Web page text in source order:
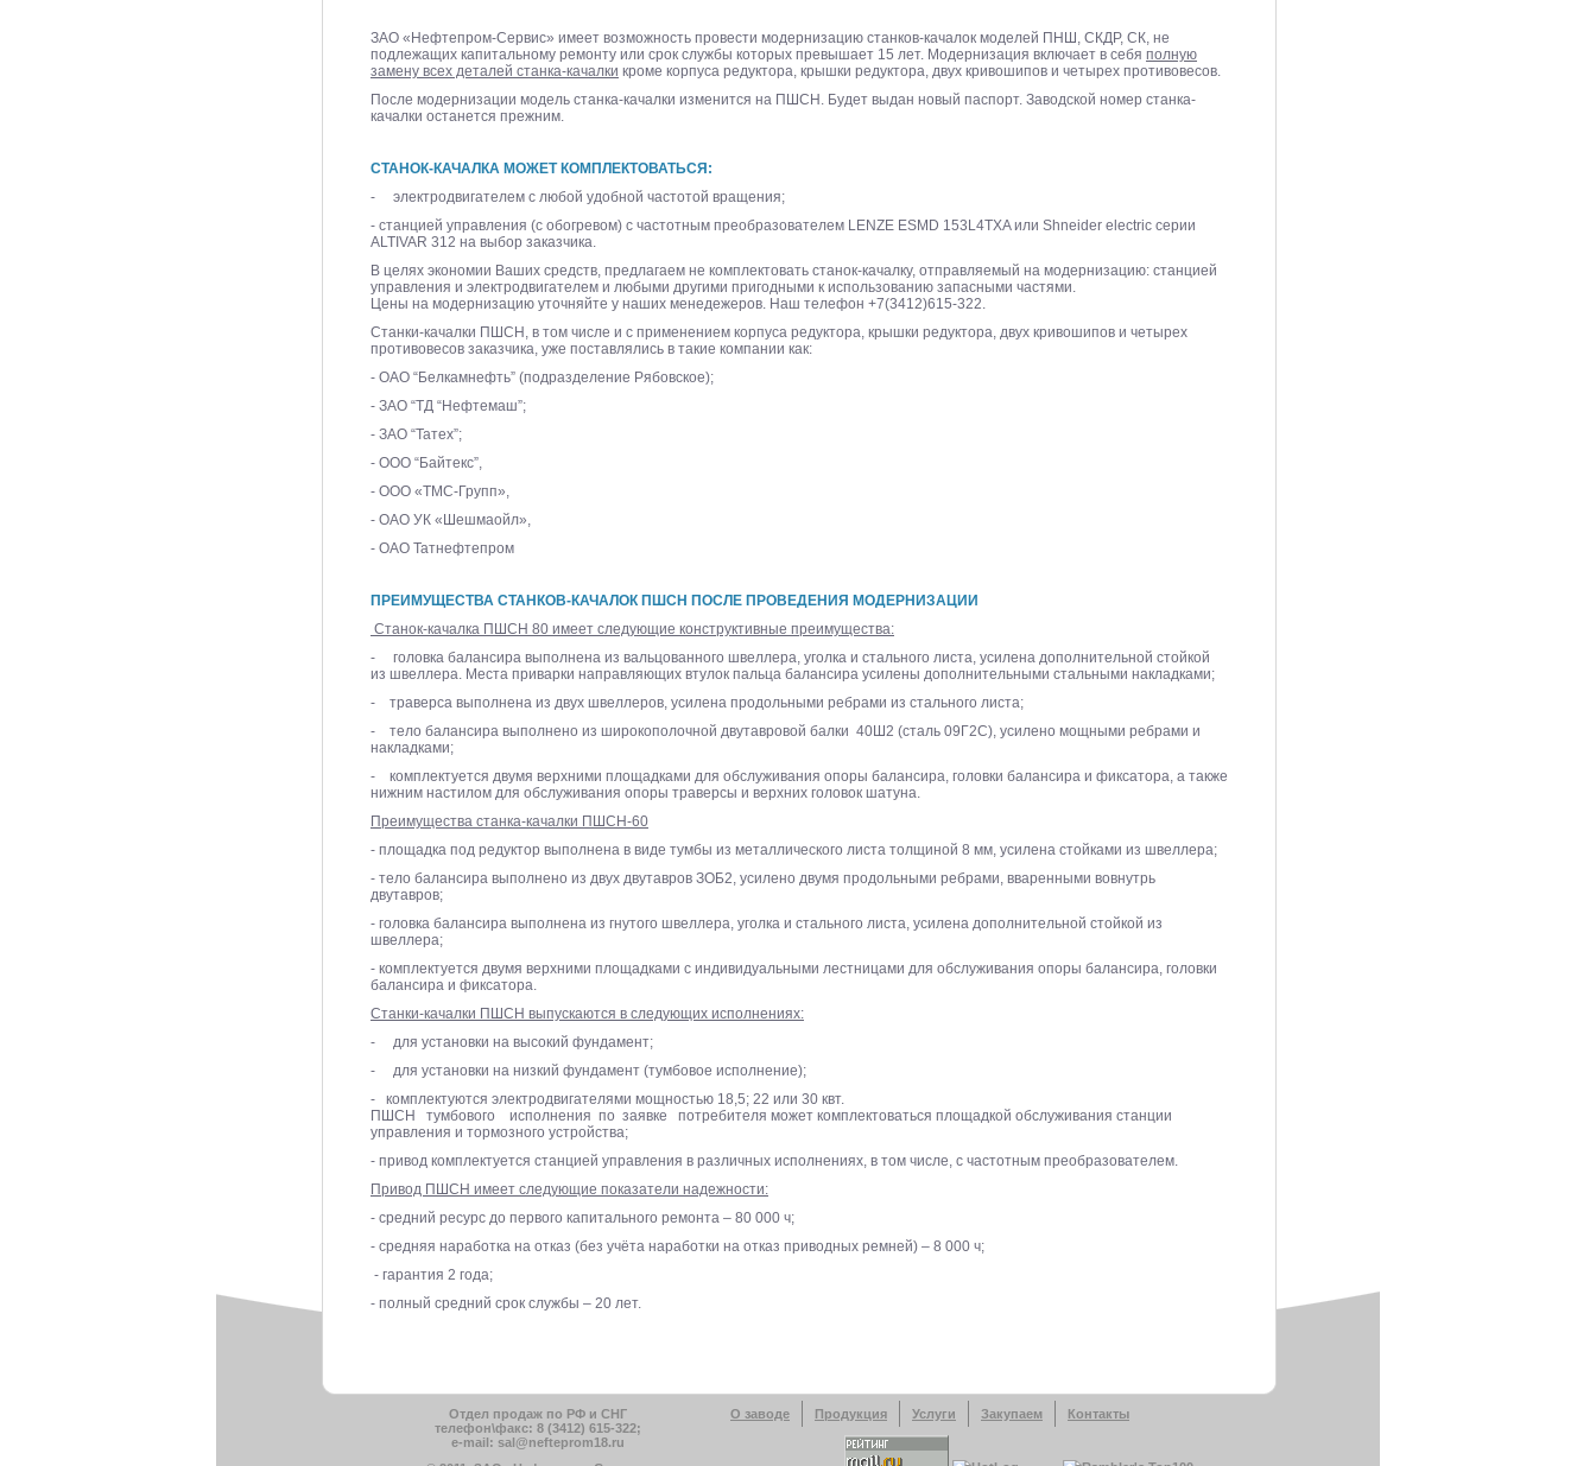
ЗАО «Нефтепром-Сервис» имеет возможность провести модернизацию станков-качалок моделей ПНШ, СКДР, СК, не
подлежащих капитальному ремонту или срок службы которых превышает 15 лет. Модернизация включает в себя полную
замену всех деталей станка-качалки кроме корпуса редуктора, крышки редуктора, двух кривошипов и четырех противовесов.
После модернизации модель станка-качалки изменится на ПШСН. Будет выдан новый паспорт. Заводской номер станка-
качалки останется прежним.
СТАНОК-КАЧАЛКА МОЖЕТ КОМПЛЕКТОВАТЬСЯ:
- электродвигателем с любой удобной частотой вращения;
- станцией управления (с обогревом) с частотным преобразователем LENZE ESMD 153L4TXA или Shneider electric серии
ALTIVAR 312 на выбор заказчика.
В целях экономии Ваших средств, предлагаем не комплектовать станок-качалку, отправляемый на модернизацию: станцией
управления и электродвигателем и любыми другими пригодными к использованию запасными частями.
Цены на модернизацию уточняйте у наших менедежеров. Наш телефон +7(3412)615-322.
Станки-качалки ПШСН, в том числе и с применением корпуса редуктора, крышки редуктора, двух кривошипов и четырех
противовесов заказчика, уже поставлялись в такие компании как:
- ОАО “Белкамнефть” (подразделение Рябовское);
- ЗАО “ТД “Нефтемаш”;
- ЗАО “Татех”;
- ООО “Байтекс”,
- ООО «ТМС-Групп»,
- ОАО УК «Шешмаойл»,
- ОАО Татнефтепром
ПРЕИМУЩЕСТВА СТАНКОВ-КАЧАЛОК ПШСН ПОСЛЕ ПРОВЕДЕНИЯ МОДЕРНИЗАЦИИ
Станок-качалка ПШСН 80 имеет следующие конструктивные преимущества:
- головка балансира выполнена из вальцованного швеллера, уголка и стального листа, усилена дополнительной стойкой
из швеллера. Места приварки направляющих втулок пальца балансира усилены дополнительными стальными накладками;
- траверса выполнена из двух швеллеров, усилена продольными ребрами из стального листа;
- тело балансира выполнено из широкополочной двутавровой балки 40Ш2 (сталь 09Г2С), усилено мощными ребрами и
накладками;
- комплектуется двумя верхними площадками для обслуживания опоры балансира, головки балансира и фиксатора, а также
нижним настилом для обслуживания опоры траверсы и верхних головок шатуна.
Преимущества станка-качалки ПШСН-60
- площадка под редуктор выполнена в виде тумбы из металлического листа толщиной 8 мм, усилена стойками из швеллера;
- тело балансира выполнено из двух двутавров ЗОБ2, усилено двумя продольными ребрами, вваренными вовнутрь
двутавров;
- головка балансира выполнена из гнутого швеллера, уголка и стального листа, усилена дополнительной стойкой из
швеллера;
- комплектуется двумя верхними площадками с индивидуальными лестницами для обслуживания опоры балансира, головки
балансира и фиксатора.
Станки-качалки ПШСН выпускаются в следующих исполнениях:
- для установки на высокий фундамент;
- для установки на низкий фундамент (тумбовое исполнение);
- комплектуются электродвигателями мощностью 18,5; 22 или 30 квт.
ПШСН тумбового исполнения по заявке потребителя может комплектоваться площадкой обслуживания станции
управления и тормозного устройства;
- привод комплектуется станцией управления в различных исполнениях, в том числе, с частотным преобразователем.
Привод ПШСН имеет следующие показатели надежности:
- средний ресурс до первого капитального ремонта – 80 000 ч;
- средняя наработка на отказ (без учёта наработки на отказ приводных ремней) – 8 000 ч;
- гарантия 2 года;
- полный средний срок службы – 20 лет.
Отдел продаж по РФ и СНГ
телефон\факс: 8 (3412) 615-322;
e-mail: sal@nefteprom18.ru
О заводе Продукция Услуги Закупаем Контакты